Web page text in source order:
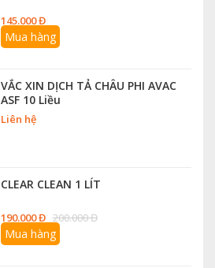
145.000 Đ
Mua hàng
VẮC XIN DỊCH TẢ CHÂU PHI AVAC
ASF 10 Liều
Liên hệ
CLEAR CLEAN 1 LÍT
190.000 Đ 200.000 Đ
Mua hàng